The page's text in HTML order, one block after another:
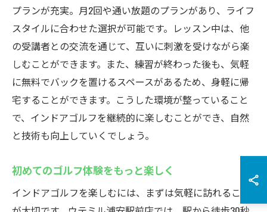
プランが充実。月2回や通い放題のプランがあり、ライフ
スタイルに合わせた選択が可能です。レッスン中は、他
の受講者との交流を通じて、互いに刺激を受けながら楽
しむことができます。また、練習が終わった後も、気軽
に無料でバックを置けるスペースがあるため、身軽に帰
宅することができます。こうした環境が整っていること
で、インドアゴルフを継続的に楽しむことができ、自然
と技術も向上していくでしょう。
初めてのゴルフ体験をもっと楽しく
インドアゴルフを楽しむには、まずは気軽に訪れること